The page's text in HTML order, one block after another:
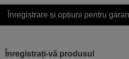
Înregistrare și opțiuni pentru
Înregistrați-vă produsul